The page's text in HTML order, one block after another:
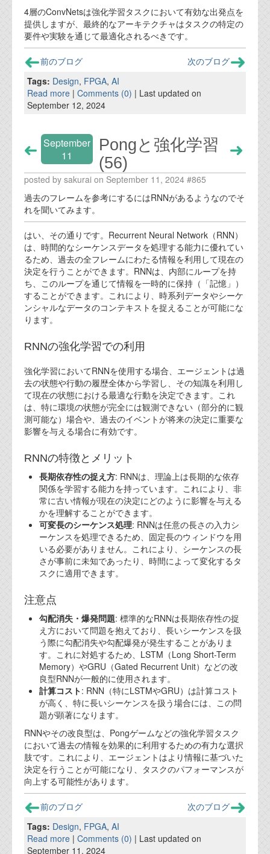
4層のConvNetsは強化学習タスクにおいて有効な出発点を
提供しますが、最終的なアーキテクチャはタスクの特定の
要件や実験を通じて最適化されるべきです。
前のブログ
次のブログ
Tags: Design, FPGA, AI
Read more | Comments (0) | Last updated on
September 12, 2024
September
11
Pongと強化学習
(56)
posted by sakurai on September 11, 2024 #865
過去のフレームを参考にするにはRNNがあるようなのでそ
れを聞いてみます。
はい、その通りです。Recurrent Neural Network（RNN）
は、時間的なシーケンスデータを処理する能力に優れてい
るため、過去の全フレームにわたる情報を利用して現在の
決定を行うことができます。RNNは、内部にループを持
ち、このループを通じて情報を一時的に保持（「記憶」）
することができます。これにより、時系列データやシーケ
ンシャルなデータのコンテキストを捉えることが可能にな
ります。
RNNの強化学習での利用
強化学習においてRNNを使用する場合、エージェントは過
去の状態や行動の履歴全体から学習し、その知識を利用し
て現在の状態における最適な行動を決定できます。これ
は、特に環境の状態が完全には観測できない（部分的に観
測可能な）場合や、過去のイベントが将来の決定に重要な
影響を与える場合に有効です。
RNNの特徴とメリット
長期依存性の捉え方: RNNは、理論上は長期的な依存
関係を学習する能力を持っています。これにより、非
常に古い情報が現在の決定にどのように影響を与える
かを理解することができます。
可変長のシーケンス処理: RNNは任意の長さの入力シ
ーケンスを処理できるため、固定長のウィンドウを用
いる必要がありません。これにより、シーケンスの長
さが事前に未知であったり、時間によって変化するタ
スクに適用できます。
注意点
勾配消失・爆発問題: 標準的なRNNは長期依存性の捉
え方において問題を抱えており、長いシーケンスを扱
う際に勾配消失や勾配爆発が発生することがありま
す。これに対処するため、LSTM（Long Short-Term
Memory）やGRU（Gated Recurrent Unit）などの改
良型RNNが一般的に使用されます。
計算コスト: RNN（特にLSTMやGRU）は計算コスト
が高く、特に長いシーケンスを扱う場合には、この問
題が顕著になります。
RNNやその改良型は、Pongゲームなどの強化学習タスク
において過去の情報を効果的に利用するための有力な選択
肢です。これにより、エージェントはより情報に基づいた
決定を行うことが可能になり、タスクのパフォーマンスが
向上する可能性があります。
前のブログ
次のブログ
Tags: Design, FPGA, AI
Read more | Comments (0) | Last updated on
September 11, 2024